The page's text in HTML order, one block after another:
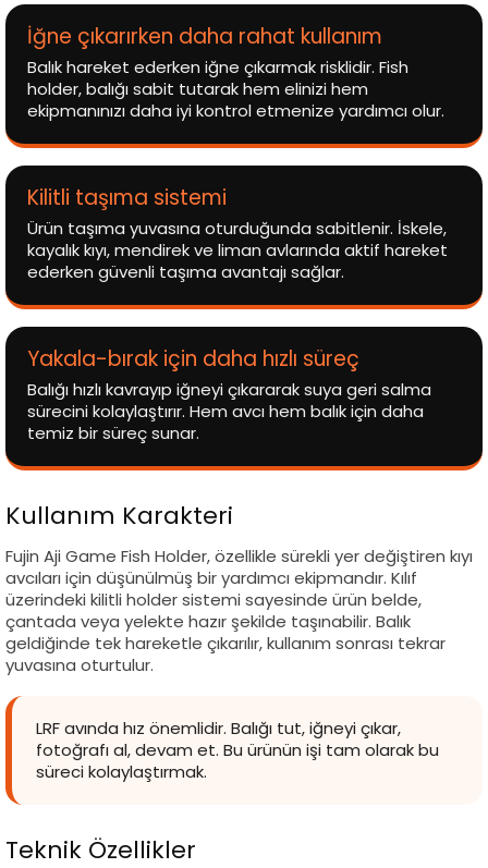
İğne çıkarırken daha rahat kullanım
Balık hareket ederken iğne çıkarmak risklidir. Fish
holder, balığı sabit tutarak hem elinizi hem
ekipmanınızı daha iyi kontrol etmenize yardımcı olur.
Kilitli taşıma sistemi
Ürün taşıma yuvasına oturduğunda sabitlenir. İskele,
kayalık kıyı, mendirek ve liman avlarında aktif hareket
ederken güvenli taşıma avantajı sağlar.
Yakala-bırak için daha hızlı süreç
Balığı hızlı kavrayıp iğneyi çıkararak suya geri salma
sürecini kolaylaştırır. Hem avcı hem balık için daha
temiz bir süreç sunar.
Kullanım Karakteri
Fujin Aji Game Fish Holder, özellikle sürekli yer değiştiren kıyı
avcıları için düşünülmüş bir yardımcı ekipmandır. Kılıf
üzerindeki kilitli holder sistemi sayesinde ürün belde,
çantada veya yelekte hazır şekilde taşınabilir. Balık
geldiğinde tek hareketle çıkarılır, kullanım sonrası tekrar
yuvasına oturtulur.
LRF avında hız önemlidir. Balığı tut, iğneyi çıkar,
fotoğrafı al, devam et. Bu ürünün işi tam olarak bu
süreci kolaylaştırmak.
Teknik Özellikler